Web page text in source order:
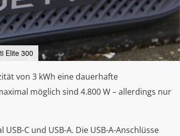
Elite 300
von 3 kWh eine dauerhafte
möglich sind 4.800 W – allerdings nur
C und USB-A. Die USB-A-Anschlüsse